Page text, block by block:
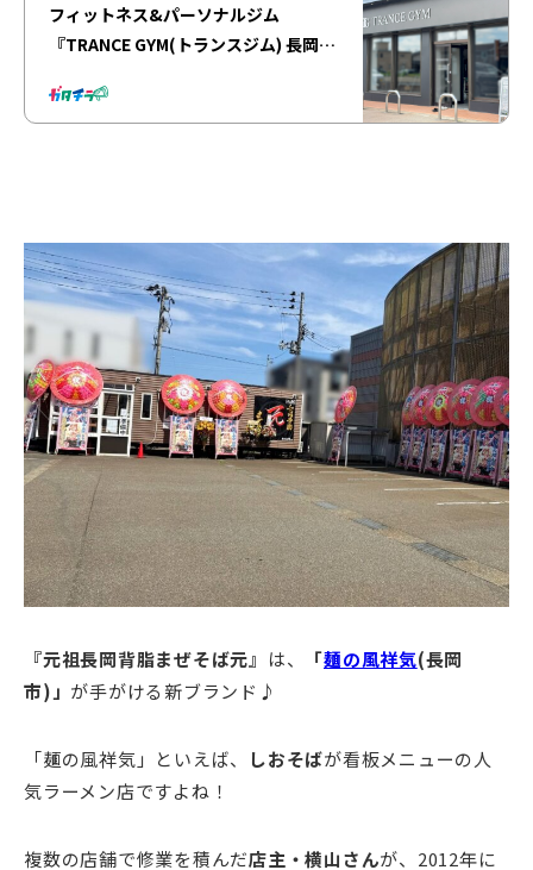
フィットネス&パーソナルジム
『TRANCE GYM(トランスジム) 長岡
『元祖長岡背脂まぜそば元』 は、 「麺の風祥気(長岡
市)」 が手がける新ブランド♪
「麺の風祥気」といえば、 しおそばが看板メニューの人
気ラーメン店ですよね！
複数の店舗で修業を積んだ店主・横山さんが、2012年に